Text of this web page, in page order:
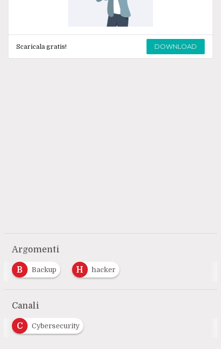
Scaricala gratis! DOWNLOAD
Argomenti
B Backup H hacker
Canali
C Cybersecurity